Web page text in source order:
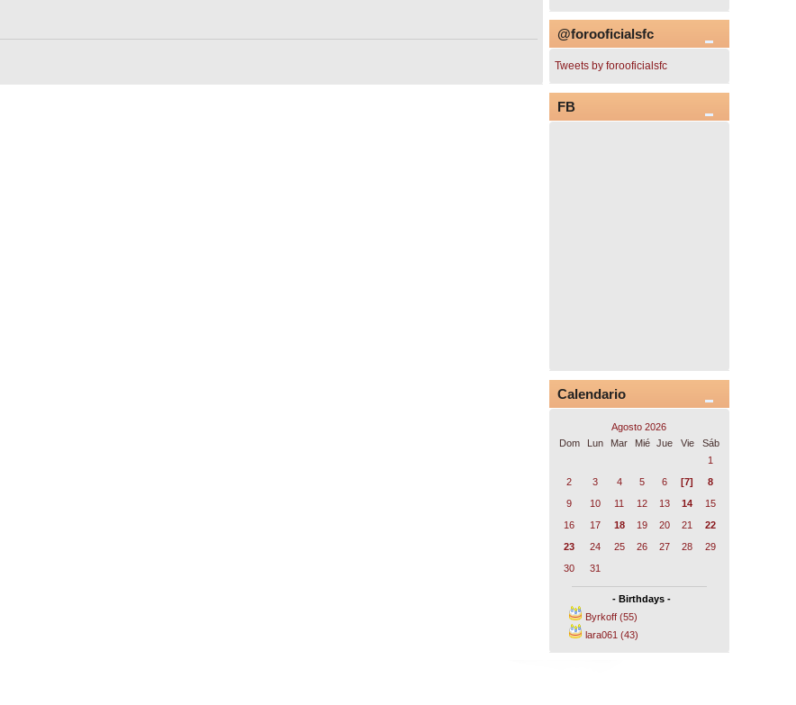
@forooficialsfc
Tweets by forooficialsfc
FB
Calendario
Agosto 2026
Dom
Lun Mar Mié Jue Vie
Sáb
1
2
3 4 5 6 [7]
8
9
10 11 12 13 14
15
16
17 18 19 20 21
22
23
24 25 26 27 28
29
30
31
- Birthdays -
Byrkoff (55)
lara061 (43)